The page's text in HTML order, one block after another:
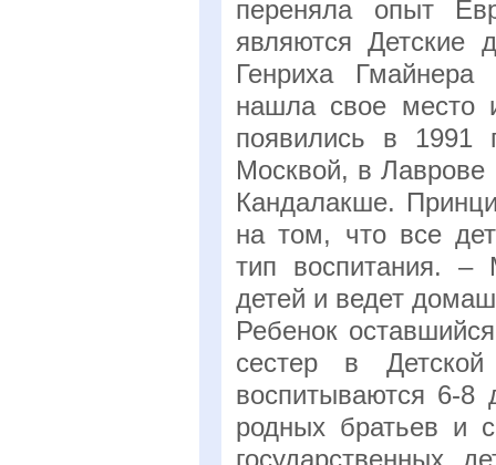
переняла опыт
являются Детские
Генриха
нашла свое место
появились в 1991
Москвой, в
Кандалакше.
на том, что все
тип воспитания. –
детей и ведет
Ребенок
сестер в
воспитываются 6-8
родных братьев и
государственных